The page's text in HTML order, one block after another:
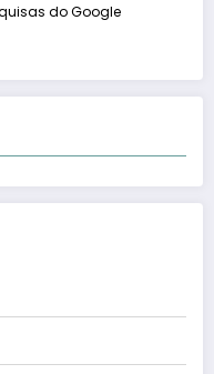
do Google